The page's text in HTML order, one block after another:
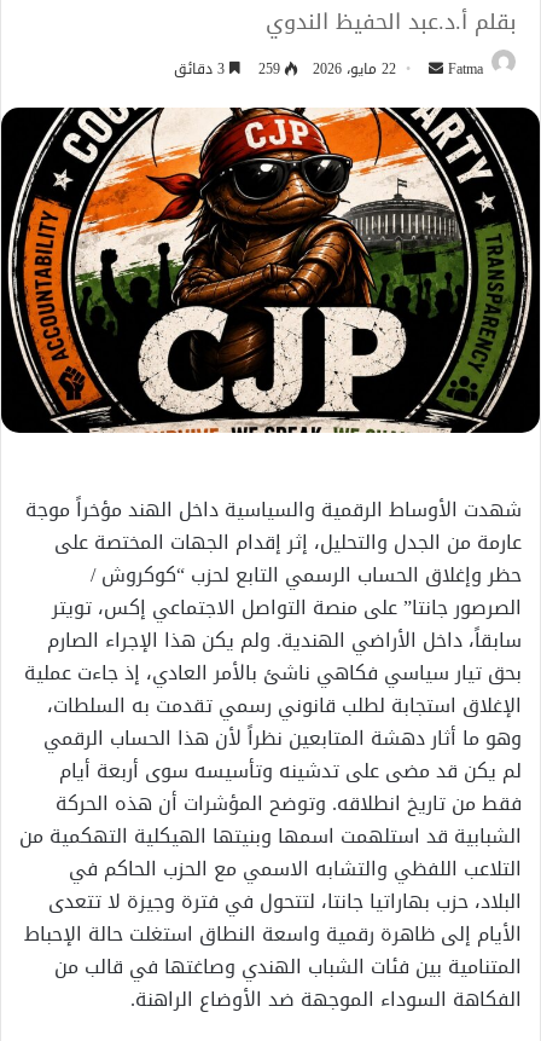
بقلم أ.د.عبد الحفيظ الندوي
Fatma
أرسل
إلكترونيا
22 مايو، 2026 259
شهدت الأوساط الرقمية والسياسية داخل الهند مؤخراً موجة
عارمة من الجدل والتحليل، إثر إقدام الجهات المختصة على
حظر وإغلاق الحساب الرسمي التابع لحزب “كوكروش /
الصرصور جانتا” على منصة التواصل الاجتماعي إكس، تويتر
سابقاً، داخل الأراضي الهندية. ولم يكن هذا الإجراء الصارم
بحق تيار سياسي فكاهي ناشئ بالأمر العادي، إذ جاءت عملية
الإغلاق استجابة لطلب قانوني رسمي تقدمت به السلطات،
وهو ما أثار دهشة المتابعين نظراً لأن هذا الحساب الرقمي
لم يكن قد مضى على تدشينه وتأسيسه سوى أربعة أيام
فقط من تاريخ انطلاقه. وتوضح المؤشرات أن هذه الحركة
الشبابية قد استلهمت اسمها وبنيتها الهيكلية التهكمية من
التلاعب اللفظي والتشابه الاسمي مع الحزب الحاكم في
البلاد، حزب بهاراتيا جانتا، لتتحول في فترة وجيزة لا تتعدى
الأيام إلى ظاهرة رقمية واسعة النطاق استغلت حالة الإحباط
المتنامية بين فئات الشباب الهندي وصاغتها في قالب من
الفكاهة السوداء الموجهة ضد الأوضاع الراهنة.